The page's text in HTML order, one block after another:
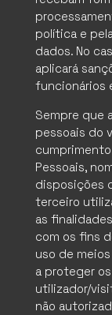
QUEM
O QUE
SETORES
PRODUTOS
política e
dados. No
aplicará
funcionários
Sempre que
pessoais do
Pessoais,
disposições
terceiro
as
com os fins
uso de
a proteger
utilizador/
não